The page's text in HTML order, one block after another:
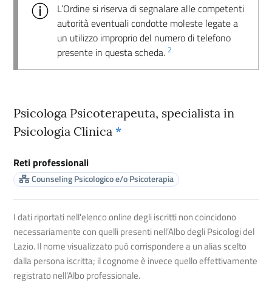
L’Ordine si riserva di segnalare alle competenti
autorità eventuali condotte moleste legate a
un utilizzo improprio del numero di telefono
presente in questa scheda. 2
Psicologa Psicoterapeuta, specialista in
Psicologia Clinica *
Reti professionali
Counseling Psicologico e/o Psicoterapia
I dati riportati nell'elenco online degli iscritti non coincidono
necessariamente con quelli presenti nell’Albo degli Psicologi del
Lazio. Il nome visualizzato può corrispondere a un alias scelto
dalla persona iscritta; il cognome è invece quello effettivamente
registrato nell’Albo professionale.